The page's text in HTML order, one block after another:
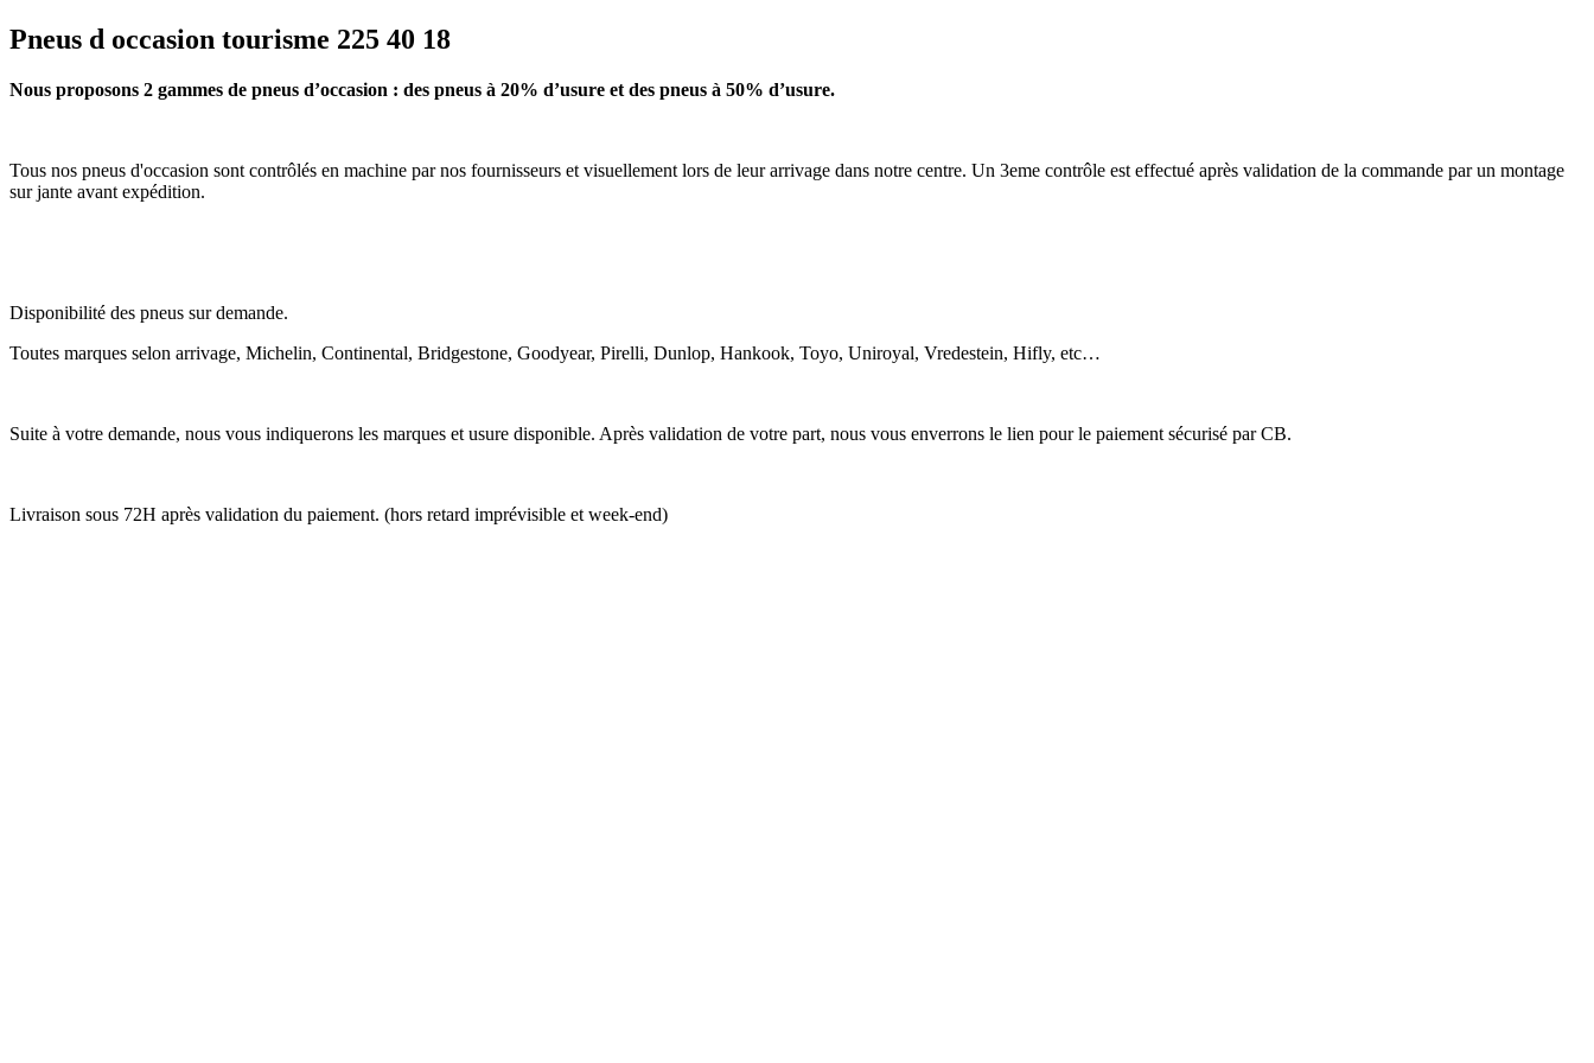
Pneus d occasion tourisme 225 40 18
Nous proposons 2 gammes de pneus d’occasion : des pneus à 20% d’usure et des pneus à 50% d’usure.
Tous nos pneus d'occasion sont contrôlés en machine par nos fournisseurs et visuellement lors de leur arrivage dans notre centre. Un 3eme contrôle est effectué après validation de la commande par un montage
sur jante avant expédition.
Disponibilité des pneus sur demande.
Toutes marques selon arrivage, Michelin, Continental, Bridgestone, Goodyear, Pirelli, Dunlop, Hankook, Toyo, Uniroyal, Vredestein, Hifly, etc…
Suite à votre demande, nous vous indiquerons les marques et usure disponible. Après validation de votre part, nous vous enverrons le lien pour le paiement sécurisé par CB.
Livraison sous 72H après validation du paiement. (hors retard imprévisible et week-end)